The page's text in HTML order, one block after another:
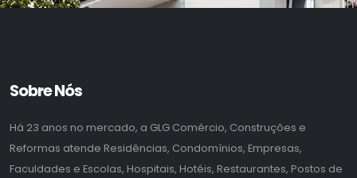
Sobre Nós
Há 23 anos no mercado, a GLG Comércio, Construções e
Reformas atende Residências, Condomínios, Empresas,
Faculdades e Escolas, Hospitais, Hotéis, Restaurantes, Postos de